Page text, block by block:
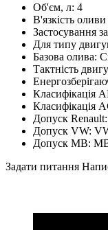
Об'єм, л: 4
В'язкість
Застосування
Для типу
Базова олива:
Тактність
Класифікація
Класифікація
Допуск Renault:
Допуск VW:
Допуск MB:
Задати питання